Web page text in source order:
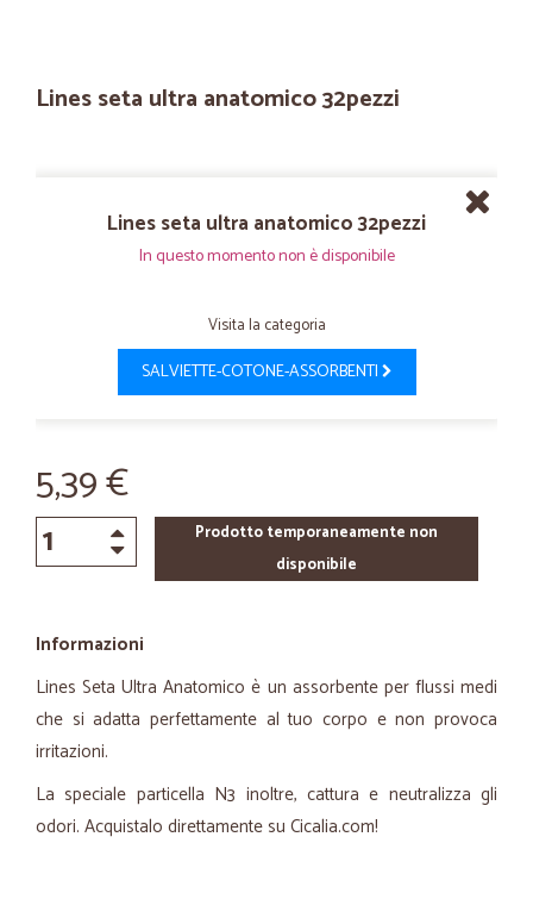
Lines seta ultra anatomico 32pezzi
Lines seta ultra anatomico 32pezzi
In questo momento non è disponibile
Visita la categoria
SALVIETTE-COTONE-ASSORBENTI
5,39 €
Prodotto temporaneamente non
disponibile
Informazioni
Lines Seta Ultra Anatomico è un assorbente per flussi medi
che si adatta perfettamente al tuo corpo e non provoca
irritazioni.
La speciale particella N3 inoltre, cattura e neutralizza gli
odori. Acquistalo direttamente su Cicalia.com!